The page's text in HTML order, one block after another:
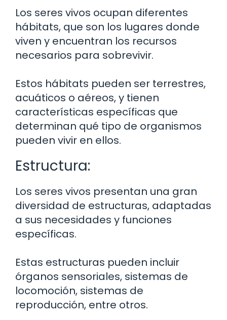
Los seres vivos ocupan diferentes
hábitats, que son los lugares donde
viven y encuentran los recursos
necesarios para sobrevivir.
Estos hábitats pueden ser terrestres,
acuáticos o aéreos, y tienen
características específicas que
determinan qué tipo de organismos
pueden vivir en ellos.
Estructura:
Los seres vivos presentan una gran
diversidad de estructuras, adaptadas
a sus necesidades y funciones
específicas.
Estas estructuras pueden incluir
órganos sensoriales, sistemas de
locomoción, sistemas de
reproducción, entre otros.